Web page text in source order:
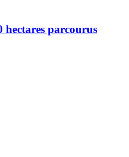
hectares parcourus